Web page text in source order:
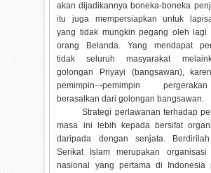
akan dijadikannya boneka-boneka
itu juga mempersiapkan untuk
yang tidak mungkin pegang oleh lagi
orang Belanda. Yang mendapat
tidak seluruh masyarakat
golongan Priyayi (bangsawan),
pemimpin-¬pemimpin
berasalkan dari golongan bangsawan.
Strategi perlawanan terhadap
masa ini lebih kepada bersifat
daripada dengan senjata.
Serikat Islam merupakan organisasi
nasional yang pertama di Indonesia